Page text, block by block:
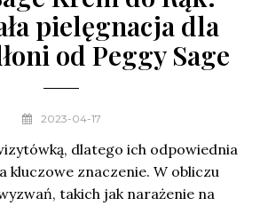
pielęgnacja dla
od Peggy Sage
2023-04-17
dlatego ich odpowiednia
kluczowe znaczenie. W obliczu
takich jak narażenie na